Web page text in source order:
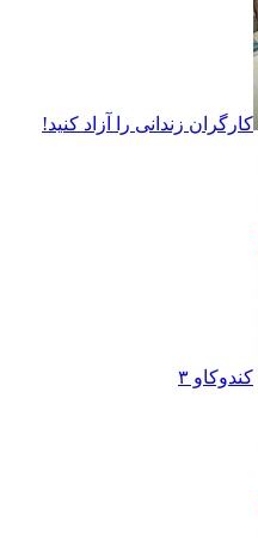
کارگران زندانى را آزاد کنيد!
کندوکاو ۳